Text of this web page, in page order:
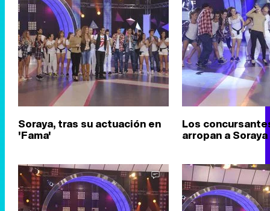
Soraya, tras su actuación en
'Fama'
Los
arropan a Soraya